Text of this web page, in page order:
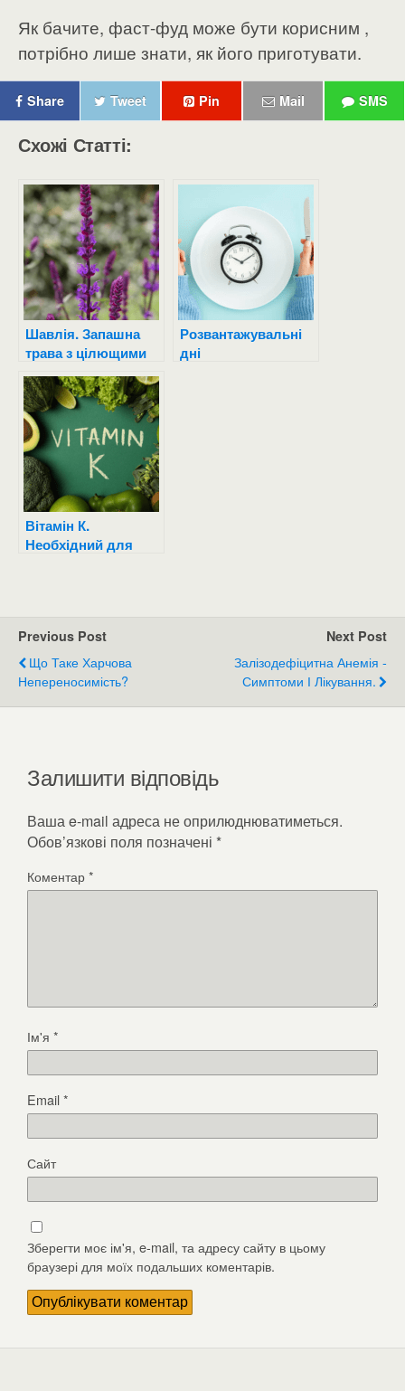
Як бачите, фаст-фуд може бути корисним ,
потрібно лише знати, як його приготувати.
Share Tweet Pin Mail SMS
Схожі Статті:
Шавлія. Запашна
трава з цілющими
дивами.
Розвантажувальні
дні
Вітамін К.
Необхідний для
Previous Post
Що Таке Харчова
Непереносимість?
Next Post
Залізодефіцитна Анемія -
Симптоми І Лікування.
Залишити відповідь
Ваша e-mail адреса не оприлюднюватиметься.
Обов’язкові поля позначені *
Коментар*
Ім'я *
Email*
Сайт
Зберегти моє ім'я, e-mail, та адресу сайту в цьому
браузері для моїх подальших коментарів.